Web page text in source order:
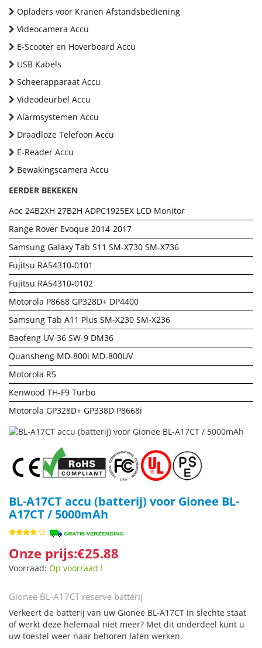
Opladers voor Kranen Afstandsbediening
Videocamera Accu
E-Scooter en Hoverboard Accu
USB Kabels
Scheerapparaat Accu
Videodeurbel Accu
Alarmsystemen Accu
Draadloze Telefoon Accu
E-Reader Accu
Bewakingscamera Accu
EERDER BEKEKEN
Aoc 24B2XH 27B2H ADPC1925EX LCD Monitor
Range Rover Evoque 2014-2017
Samsung Galaxy Tab S11 SM-X730 SM-X736
Fujitsu RA54310-0101
Fujitsu RA54310-0102
Motorola P8668 GP328D+ DP4400
Samsung Tab A11 Plus SM-X230 SM-X236
Baofeng UV-36 SW-9 DM36
Quansheng MD-800i MD-800UV
Motorola R5
Kenwood TH-F9 Turbo
Motorola GP328D+ GP338D P8668i
BL-A17CT accu (batterij) voor Gionee BL-
A17CT / 5000mAh
Onze prijs:€25.88
Voorraad: Op voorraad !
Gionee BL-A17CT reserve batterij
Verkeert de batterij van uw Gionee BL-A17CT in slechte staat
of werkt deze helemaal niet meer? Met dit onderdeel kunt u
uw toestel weer naar behoren laten werken.